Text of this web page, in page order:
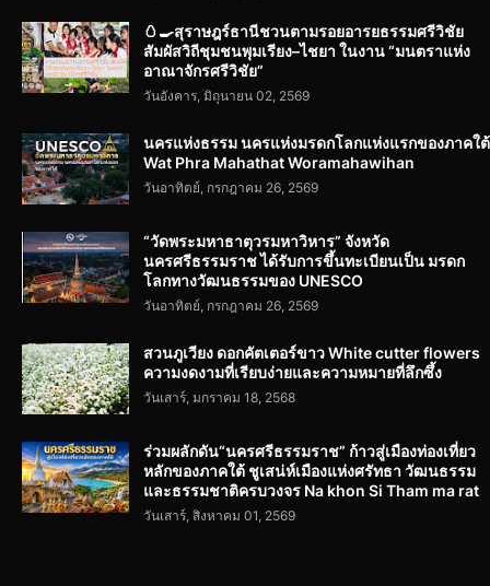
🥚🍳สุราษฎร์ธานีชวนตามรอยอารยธรรมศรีวิชัย
สัมผัสวิถีชุมชนพุมเรียง–ไชยา ในงาน “มนตราแห่ง
อาณาจักรศรีวิชัย”
วันอังคาร, มิถุนายน 02, 2569
นครแห่งธรรม นครแห่งมรดกโลกแห่งแรกของภาคใต้
Wat Phra Mahathat Woramahawihan
วันอาทิตย์, กรกฎาคม 26, 2569
“วัดพระมหาธาตุวรมหาวิหาร” จังหวัด
นครศรีธรรมราช ได้รับการขึ้นทะเบียนเป็น มรดก
โลกทางวัฒนธรรมของ UNESCO
วันอาทิตย์, กรกฎาคม 26, 2569
สวนภูเวียง ดอกคัตเตอร์ขาว White cutter flowers
ความงดงามที่เรียบง่ายและความหมายที่ลึกซึ้ง
วันเสาร์, มกราคม 18, 2568
ร่วมผลักดัน“นครศรีธรรมราช” ก้าวสู่เมืองท่องเที่ยว
หลักของภาคใต้ ชูเสน่ห์เมืองแห่งศรัทธา วัฒนธรรม
และธรรมชาติครบวงจร Na khon Si Tham ma rat
วันเสาร์, สิงหาคม 01, 2569